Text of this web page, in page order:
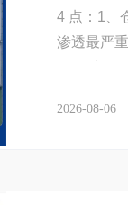
4 点：1、
渗透最严
2026-08-06